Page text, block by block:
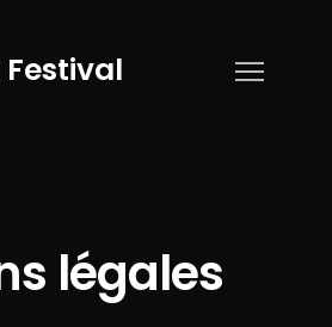
légales